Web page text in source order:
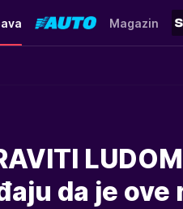
Magazin
da je ove